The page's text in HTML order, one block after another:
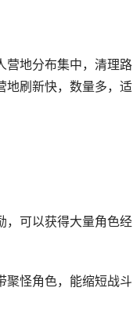
营地分布集中，清理路
地刷新快，数量多，适
，可以获得大量角色经
聚怪角色，能缩短战斗